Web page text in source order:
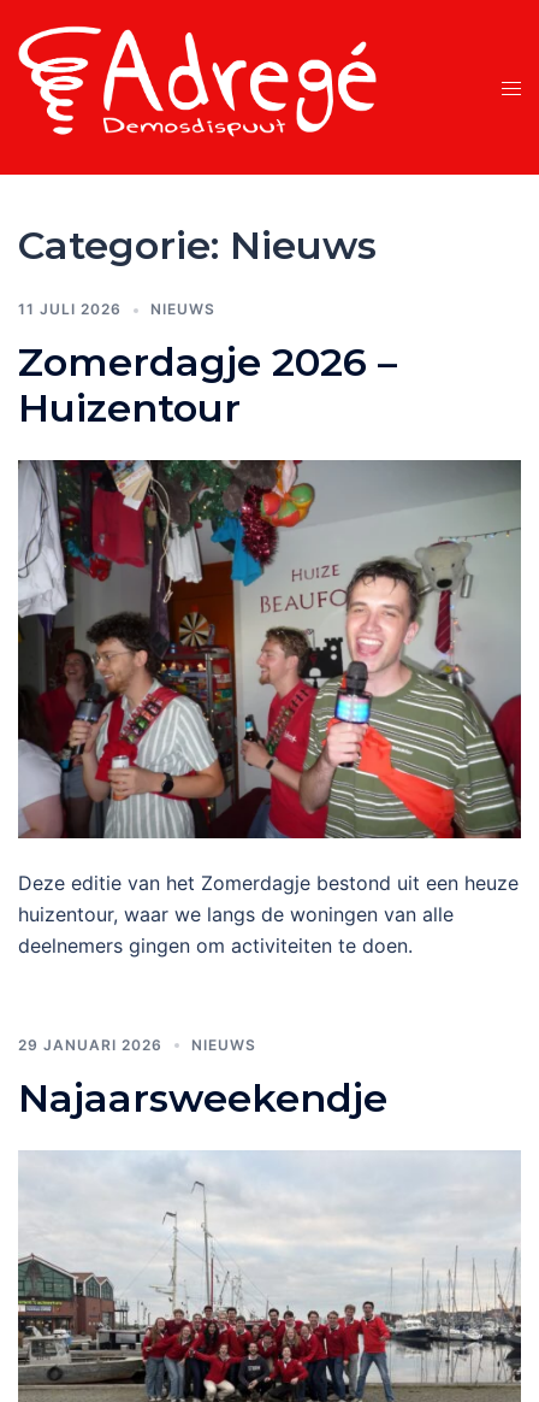
naar
inhoud
Categorie: Nieuws
11 JULI 2026 NIEUWS
Zomerdagje 2026 –
Huizentour
Deze editie van het Zomerdagje bestond uit een heuze
huizentour, waar we langs de woningen van alle
deelnemers gingen om activiteiten te doen.
29 JANUARI 2026 NIEUWS
Najaarsweekendje